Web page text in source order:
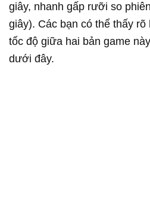
giây, nhanh gấp rưỡi so
giây). Các bạn có thể thấy
tốc độ giữa hai bản game
dưới đây.